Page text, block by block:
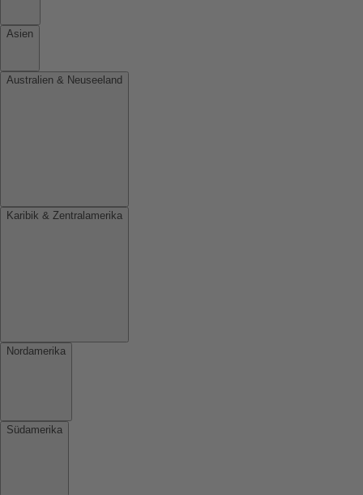
Asien
Australien & Neuseeland
Karibik & Zentralamerika
Nordamerika
Südamerika